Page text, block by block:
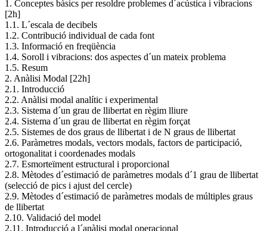
1. Conceptes bàsics per resoldre problemes d´acústica i vibracions
[2h]
1.1. L´escala de decibels
1.2. Contribució individual de cada font
1.3. Informació en freqüència
1.4. Soroll i vibracions: dos aspectes d´un mateix problema
1.5. Resum
2. Anàlisi Modal [22h]
2.1. Introducció
2.2. Anàlisi modal analític i experimental
2.3. Sistema d´un grau de llibertat en règim lliure
2.4. Sistema d´un grau de llibertat en règim forçat
2.5. Sistemes de dos graus de llibertat i de N graus de llibertat
2.6. Paràmetres modals, vectors modals, factors de participació,
ortogonalitat i coordenades modals
2.7. Esmorteïment estructural i proporcional
2.8. Mètodes d´estimació de paràmetres modals d´1 grau de llibertat
(selecció de pics i ajust del cercle)
2.9. Mètodes d´estimació de paràmetres modals de múltiples graus
de llibertat
2.10. Validació del model
2.11. Introducció a l´anàlisi modal operacional